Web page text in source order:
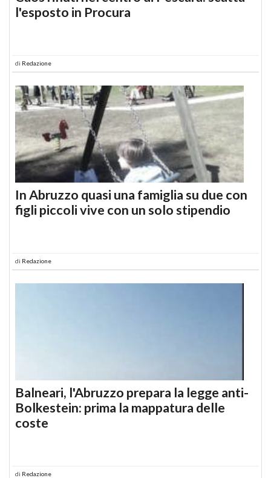
l'esposto in Procura
di Redazione
In Abruzzo quasi una famiglia su due con
figli piccoli vive con un solo stipendio
di Redazione
Balneari, l'Abruzzo prepara la legge anti-
Bolkestein: prima la mappatura delle
coste
di Redazione